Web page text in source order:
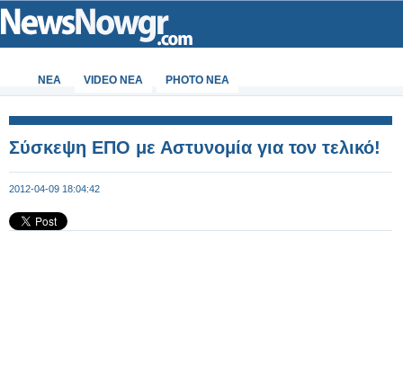
ΝΕΑ VIDEO NEA PHOTO NEA
Σύσκεψη ΕΠΟ με Αστυνομία για τον τελικό!
2012-04-09 18:04:42